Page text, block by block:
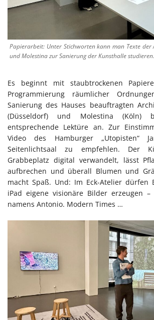
Papierarbeit: Unter Stichworten kann man Texte der
und Molestina zur Sanierung der Kunsthalle
Es beginnt mit staubtrockenen
Programmierung räumlicher
Sanierung des Hauses beauftragten
(Düsseldorf) und Molestina (Köln)
entsprechende Lektüre an. Zur
Video des Hamburger „Utopisten“
Seitenlichtsaal zu empfehlen. Der
Grabbeplatz digital verwandelt, lässt
aufbrechen und überall Blumen und
macht Spaß. Und: Im Eck-Atelier dürfen
iPad eigene visionäre Bilder erzeugen
namens Antonio. Modern Times …